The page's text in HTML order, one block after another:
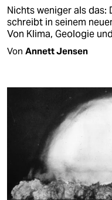
Nichts weniger als
schreibt in seinem
Von Klima, Geologie
Von Annett Jensen